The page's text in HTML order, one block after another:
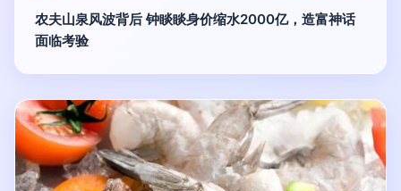
农夫山泉风波背后 钟睒睒身价缩水2000亿，造富神话
面临考验